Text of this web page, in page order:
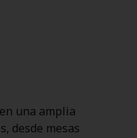
una amplia
desde mesas